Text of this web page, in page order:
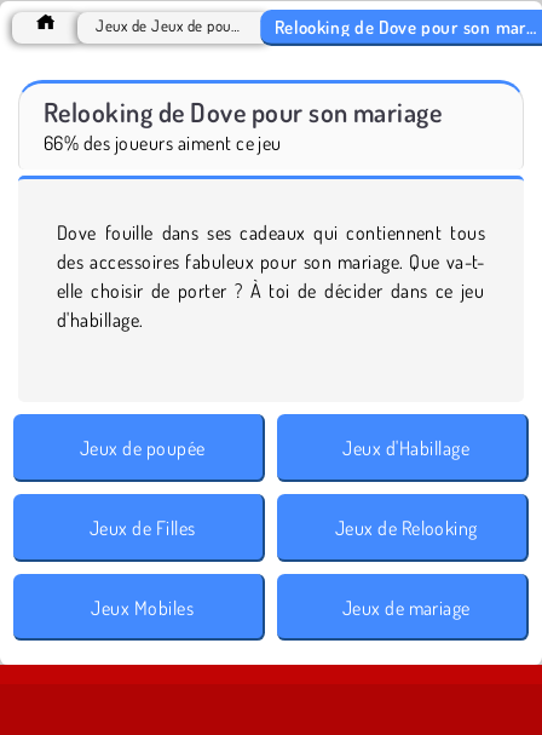
Relooking de Dove pour son mariage
66% des joueurs aiment ce jeu
Dove fouille dans ses cadeaux qui contiennent tous
des accessoires fabuleux pour son mariage. Que va-t-
elle choisir de porter ? À toi de décider dans ce jeu
d'habillage.
Jeux de poupée Jeux d'Habillage
Jeux de Filles Jeux de Relooking
Jeux Mobiles Jeux de mariage